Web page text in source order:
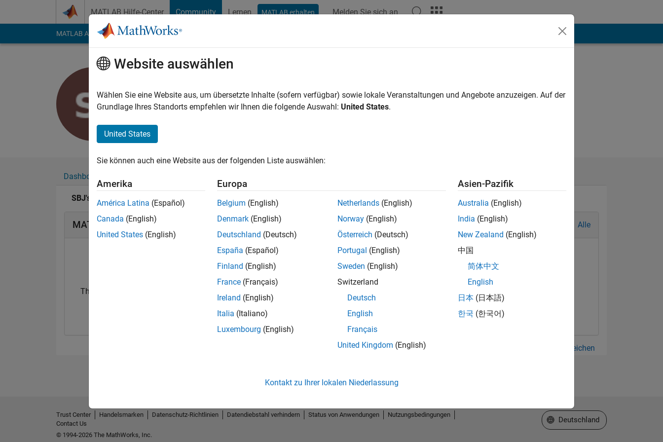
MATLAB Hilfe-Center Community Lernen MATLAB erhalten Melden Sie sich an
MATLAB Answers File Exchange Cody
Last seen: fast 3 Jahre vor|Aktiv seit 2022
Followers:0 Following:0
Dashboard
SBJ's Abzeichen
MATLAB Answers Abzeichen Alle
Thankful Level 2
Alle anzeigen Abzeichen
Website auswählen
Wählen Sie eine Website aus, um übersetzte Inhalte (sofern verfügbar) sowie lokale Veranstaltungen und Angebote anzuzeigen. Auf der
Grundlage Ihres Standorts empfehlen wir Ihnen die folgende Auswahl: United States.
United States
Sie können auch eine Website aus der folgenden Liste auswählen:
Amerika
América Latina (Español)
Canada (English)
United States (English)
Europa
Belgium (English)
Denmark (English)
Deutschland (Deutsch)
España (Español)
Finland (English)
France (Français)
Ireland (English)
Italia (Italiano)
Luxembourg (English)
Netherlands (English)
Norway (English)
Österreich (Deutsch)
Portugal (English)
Sweden (English)
Switzerland
Deutsch
English
Français
United Kingdom (English)
Asien-Pazifik
Australia (English)
India (English)
New Zealand (English)
中国
简体中文
English
日本 (日本語)
한국 (한국어)
Kontakt zu Ihrer lokalen Niederlassung
Trust Center Handelsmarken Datenschutz-Richtlinien Datendiebstahl verhindern Status von Anwendungen
Nutzungsbedingungen
Contact Us
© 1994-2026 The MathWorks, Inc.
Website auswählen
Deutschland